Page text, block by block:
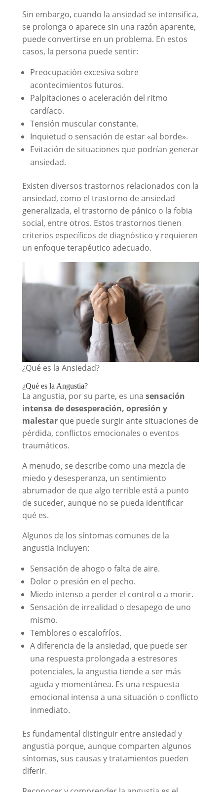
Sin embargo, cuando la ansiedad se intensifica,
se prolonga o aparece sin una razón aparente,
puede convertirse en un problema. En estos
casos, la persona puede sentir:
Preocupación excesiva sobre
acontecimientos futuros.
Palpitaciones o aceleración del ritmo
cardíaco.
Tensión muscular constante.
Inquietud o sensación de estar «al borde».
Evitación de situaciones que podrían generar
ansiedad.
Existen diversos trastornos relacionados con la
ansiedad, como el trastorno de ansiedad
generalizada, el trastorno de pánico o la fobia
social, entre otros. Estos trastornos tienen
criterios específicos de diagnóstico y requieren
un enfoque terapéutico adecuado.
¿Qué es la Ansiedad?
¿Qué es la Angustia?
La angustia, por su parte, es una sensación
intensa de desesperación, opresión y
malestar que puede surgir ante situaciones de
pérdida, conflictos emocionales o eventos
traumáticos.
A menudo, se describe como una mezcla de
miedo y desesperanza, un sentimiento
abrumador de que algo terrible está a punto
de suceder, aunque no se pueda identificar
qué es.
Algunos de los síntomas comunes de la
angustia incluyen:
Sensación de ahogo o falta de aire.
Dolor o presión en el pecho.
Miedo intenso a perder el control o a morir.
Sensación de irrealidad o desapego de uno
mismo.
Temblores o escalofríos.
A diferencia de la ansiedad, que puede ser
una respuesta prolongada a estresores
potenciales, la angustia tiende a ser más
aguda y momentánea. Es una respuesta
emocional intensa a una situación o conflicto
inmediato.
Es fundamental distinguir entre ansiedad y
angustia porque, aunque comparten algunos
síntomas, sus causas y tratamientos pueden
diferir.